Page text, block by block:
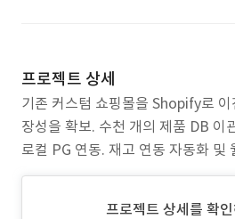
프로젝트 상세
기존 커스텀 쇼핑몰을 Shopify로
장성을 확보. 수천 개의 제품 DB 이
로컬 PG 연동. 재고 연동 자동화 및
프로젝트 상세를 확